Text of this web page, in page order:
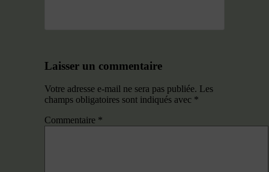
Laisser un commentaire
Votre adresse e-mail ne sera pas publiée. Les
champs obligatoires sont indiqués avec *
Commentaire *